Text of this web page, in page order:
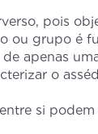
pois
ou grupo é
apenas
o
si